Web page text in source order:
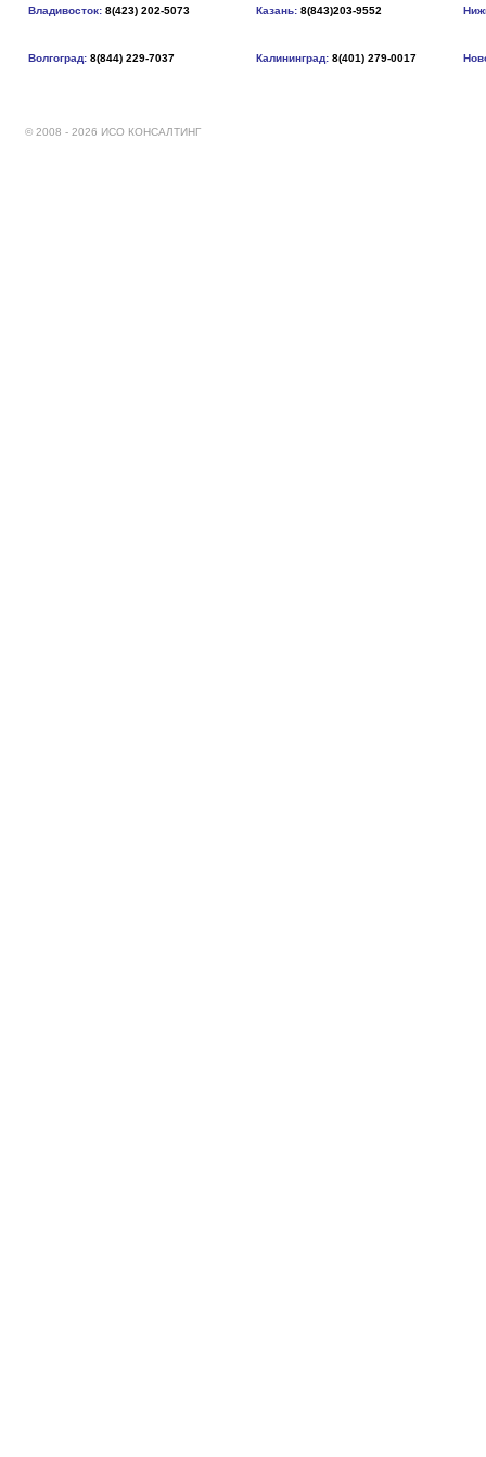
Владивосток: 8(423) 202-5073 Казань: 8(843)203-9552
Волгоград: 8(844) 229-7037 Калининград: 8(401) 279-0017
© 2008 - 2026 ИСО КОНСАЛТИНГ